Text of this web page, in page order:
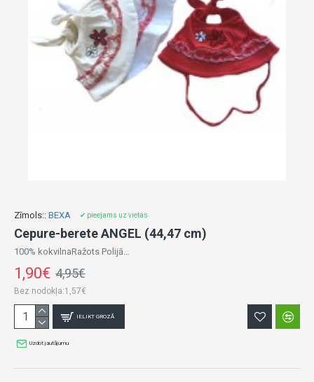
Zīmols:: BEXA ✔ pieejams uz vietas
Cepure-berete ANGEL (44,47 cm)
100% kokvilnaRažots Polijā...
1,90€ 4,95€
Bez nodokļa:1,57€
IELIKT GROZĀ
Uzdot jautājumu